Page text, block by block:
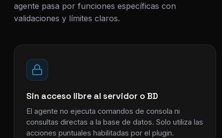
agente pasa por funciones específicas con
validaciones y límites claros.
Sin acceso libre al servidor o BD
El agente no ejecuta comandos de consola ni
consultas directas a la base de datos. Solo utiliza las
acciones puntuales habilitadas por el plugin.